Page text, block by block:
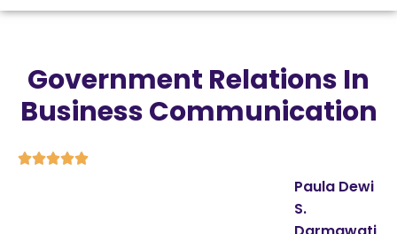
Government Relations In
Business Communication

Paula Dewi
S.